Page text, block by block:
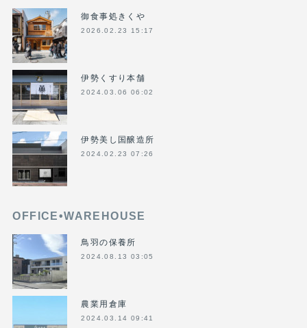
御食事処きくや
2026.02.23 15:17
伊勢くすり本舗
2024.03.06 06:02
伊勢美し国醸造所
2024.02.23 07:26
OFFICE•WAREHOUSE
鳥羽の保養所
2024.08.13 03:05
農業用倉庫
2024.03.14 09:41